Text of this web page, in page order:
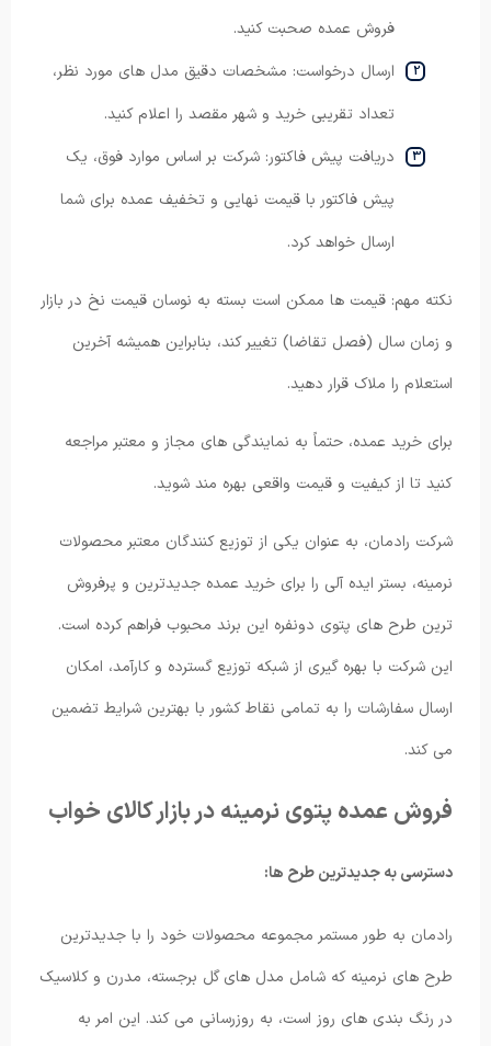
فروش عمده صحبت کنید.
ارسال درخواست: مشخصات دقیق مدل های مورد نظر،
تعداد تقریبی خرید و شهر مقصد را اعلام کنید.
دریافت پیش فاکتور: شرکت بر اساس موارد فوق، یک
پیش فاکتور با قیمت نهایی و تخفیف عمده برای شما
ارسال خواهد کرد.
نکته مهم: قیمت ها ممکن است بسته به نوسان قیمت نخ در بازار
و زمان سال (فصل تقاضا) تغییر کند، بنابراین همیشه آخرین
استعلام را ملاک قرار دهید.
برای خرید عمده، حتماً به نمایندگی های مجاز و معتبر مراجعه
کنید تا از کیفیت و قیمت واقعی بهره مند شوید.
شرکت رادمان، به عنوان یکی از توزیع کنندگان معتبر محصولات
نرمینه، بستر ایده آلی را برای خرید عمده جدیدترین و پرفروش
ترین طرح های پتوی دونفره این برند محبوب فراهم کرده است.
این شرکت با بهره گیری از شبکه توزیع گسترده و کارآمد، امکان
ارسال سفارشات را به تمامی نقاط کشور با بهترین شرایط تضمین
می کند.
فروش عمده پتوی نرمینه در بازار کالای خواب
دسترسی به جدیدترین طرح ها:
رادمان به طور مستمر مجموعه محصولات خود را با جدیدترین
طرح های نرمینه که شامل مدل های گل برجسته، مدرن و کلاسیک
در رنگ بندی های روز است، به روزرسانی می کند. این امر به